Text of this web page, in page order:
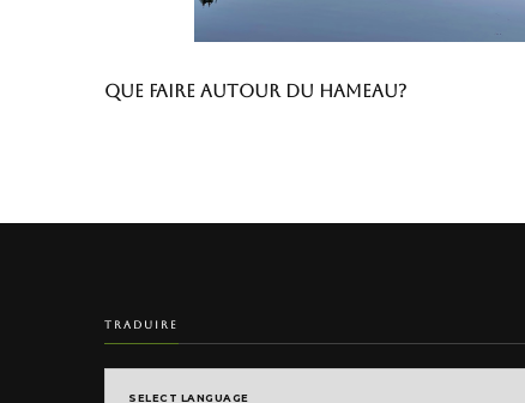
Que faire autour du hameau?
TRADUIRE